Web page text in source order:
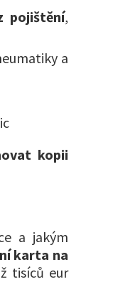
pojištění,
a
kopii
a jakým
karta na
tisíců eur